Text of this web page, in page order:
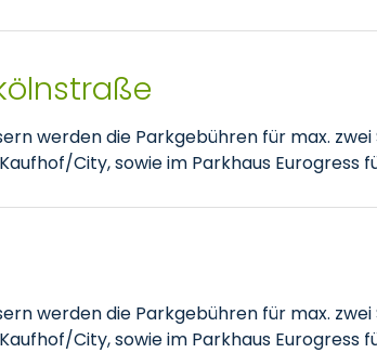
werden die Parkgebühren für max. zwei
City, sowie im Parkhaus Eurogress
werden die Parkgebühren für max. zwei
City, sowie im Parkhaus Eurogress